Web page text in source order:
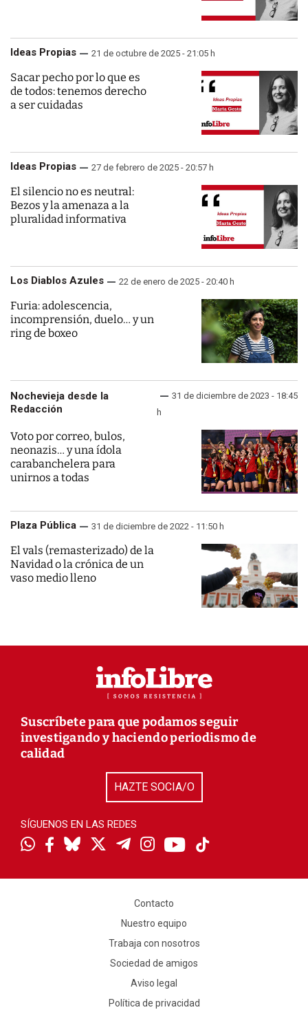
Ideas Propias 21 de octubre de 2025 - 21:05 h
Sacar pecho por lo que es
de todos: tenemos derecho
a ser cuidadas
Ideas Propias 27 de febrero de 2025 - 20:57 h
El silencio no es neutral:
Bezos y la amenaza a la
pluralidad informativa
Los Diablos Azules 22 de enero de 2025 - 20:40 h
Furia: adolescencia,
incomprensión, duelo… y un
ring de boxeo
Nochevieja desde la
Redacción
31 de diciembre de 2023 - 18:45
h
Voto por correo, bulos,
neonazis… y una ídola
carabanchelera para
unirnos a todas
Plaza Pública 31 de diciembre de 2022 - 11:50 h
El vals (remasterizado) de la
Navidad o la crónica de un
vaso medio lleno
Suscríbete para que podamos seguir
investigando y haciendo periodismo de
calidad
HAZTE SOCIA/O
SÍGUENOS EN LAS REDES
Contacto
Nuestro equipo
Trabaja con nosotros
Sociedad de amigos
Aviso legal
Política de privacidad